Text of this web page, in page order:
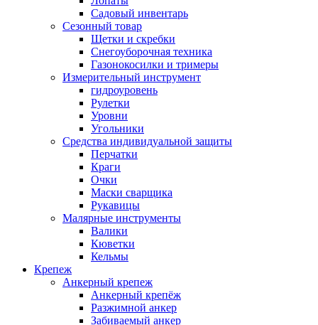
Садовый инвентарь
Сезонный товар
Щетки и скребки
Снегоуборочная техника
Газонокосилки и тримеры
Измерительный инструмент
гидроуровень
Рулетки
Уровни
Угольники
Средства индивидуальной защиты
Перчатки
Краги
Очки
Маски сварщика
Рукавицы
Малярные инструменты
Валики
Кюветки
Кельмы
Крепеж
Анкерный крепеж
Анкерный крепёж
Разжимной анкер
Забиваемый анкер